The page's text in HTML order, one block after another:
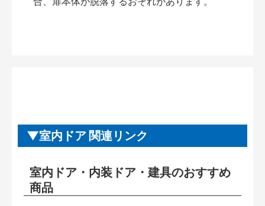
室内ドア 関連リンク
室内ドア・内装ドア・建具のおすすめ
商品